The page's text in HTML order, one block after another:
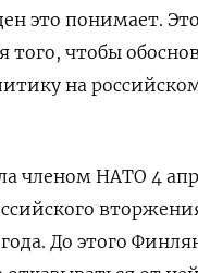
это понимает.
того, чтобы
на
членом НАТО 4
До этого